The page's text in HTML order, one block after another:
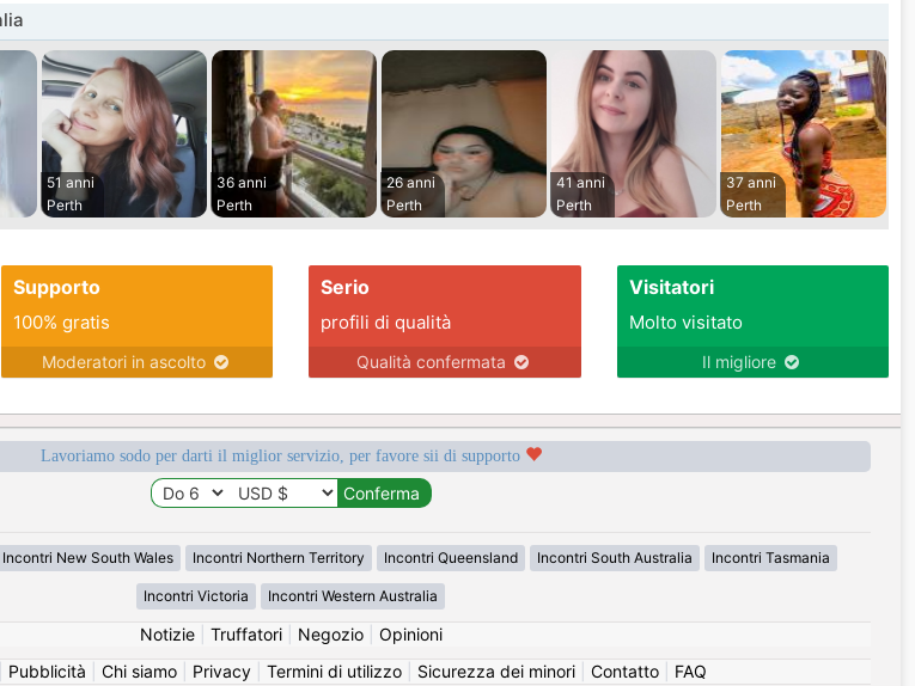
51 anni
Perth
36 anni
Perth
26 anni
Perth
41 anni
Perth
37 anni
Perth
Supporto
100% gratis
Moderatori in ascolto
Serio
profili di qualità
Qualità confermata
Visitatori
Molto visitato
Il migliore
Lavoriamo sodo per darti il miglior servizio, per favore sii di supporto
Incontri New South Wales Incontri Northern Territory Incontri Queensland Incontri South Australia Incontri Tasmania
Incontri Victoria Incontri Western Australia
Notizie| Truffatori| Negozio| Opinioni
Pubblicità Chi siamo Privacy Termini di utilizzo Sicurezza dei minori Contatto FAQ